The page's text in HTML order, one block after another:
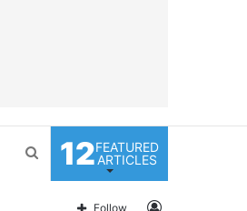
12FEATURED
ARTICLES
Search
Log
Follow